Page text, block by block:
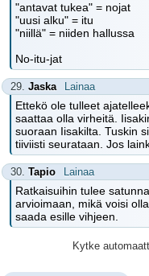
"antavat tukea" = nojat
"uusi alku" = itu
"niillä" = niiden hallussa
No-itu-jat
29. Jaska Lainaa
Ettekö ole tulleet
saattaa olla virheitä.
suoraan Iisakilta. Tuskin
tiiviisti seurataan. Jos
30. Tapio Lainaa
Ratkaisuihin tulee
arvioimaan, mikä voisi
saada esille vihjeen.
Kytke